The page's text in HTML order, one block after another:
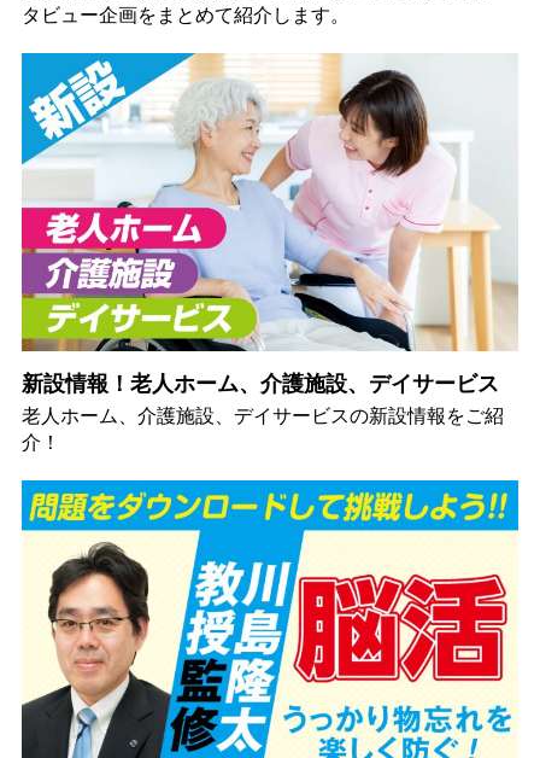
タビュー企画をまとめて紹介します。
新設情報！老人ホーム、介護施設、デイサービス
老人ホーム、介護施設、デイサービスの新設情報をご紹
介！